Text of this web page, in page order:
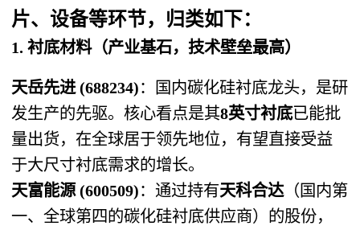
片、设备等环节，归类如下：
1. 衬底材料（产业基石，技术壁垒最高）
天岳先进 (688234)：国内碳化硅衬底龙头，是研
发生产的先驱。核心看点是其8英寸衬底已能批
量出货，在全球居于领先地位，有望直接受益
于大尺寸衬底需求的增长。
天富能源 (600509)：通过持有天科合达（国内第
一、全球第四的碳化硅衬底供应商）的股份，